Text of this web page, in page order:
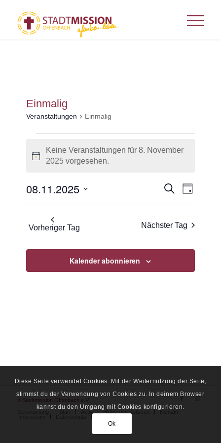
Einmalig
Veranstaltungen Einmalig
für
November
Hinweis
Keine Veranstaltungen für 8. November
2025 vorgesehen.
Suche
Suche
Tag
08.11.2025
Vorheriger Tag Nächster Tag
Kalender abonnieren
© Stadtmission Offenbach e.V.
Aktiv Hinter den Kulissen
Kontakt
Diese Seite verwendet Cookies. Mit der Weiternutzung der Seite,
stimmst du der Verwendung von Cookies zu. In deinem Browser
kannst du den Umgang mit Cookies konfigurieren.
Ok